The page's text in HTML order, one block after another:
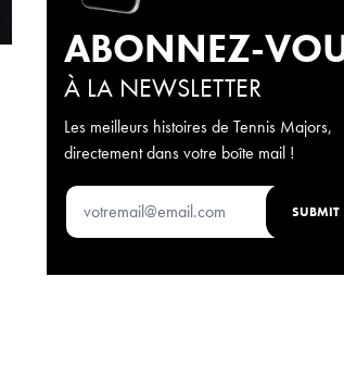
ABONNEZ-
À LA NEWSLETTER
Les meilleurs histoires de Tennis Majors,
directement dans votre boîte mail !